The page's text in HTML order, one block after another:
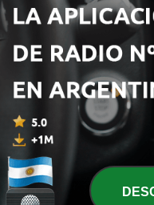
03 ago. 2026
89 - DIOS NOS DA MÁS
03 ago. 2026
88 - DIOS HACE
27 jul. 2026
87 - LET GOD BE GOD
26 jul. 2026
86 - GOES DOES